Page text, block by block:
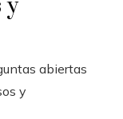
y
abiertas
y